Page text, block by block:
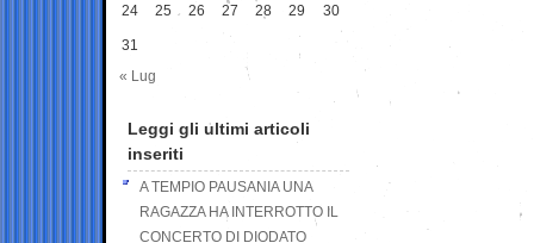
24 25 26 27 28 29 30
31
« Lug
Leggi gli ultimi articoli
inseriti
A TEMPIO PAUSANIA UNA
RAGAZZA HA INTERROTTO IL
CONCERTO DI DIODATO